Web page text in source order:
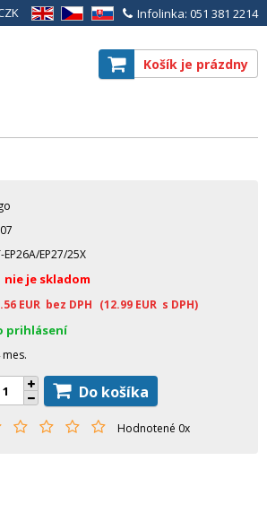
Infolinka: 051 381 2214
EN CZ SK
Košík je prázdny
EP26A/EP27/25X
nie je skladom
EUR bez DPH (12.99 EUR s DPH)
prihlásení
Do košíka
Hodnotené 0x